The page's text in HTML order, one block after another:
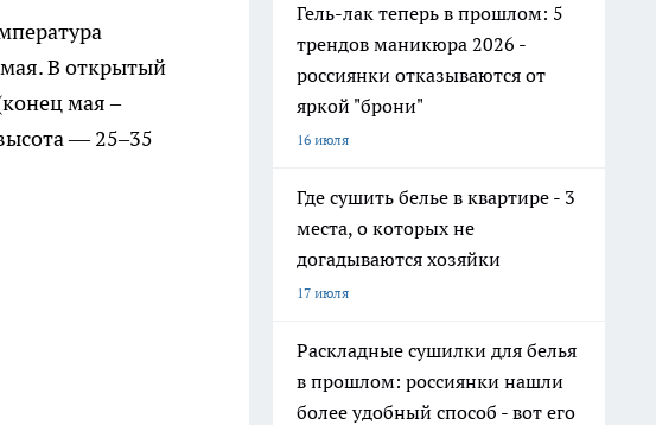
мая. В открытый
мая –
— 25–35
Гель-лак теперь в прошлом: 5
трендов маникюра 2026 -
россиянки отказываются от
яркой "брони"
16 июля
Где сушить белье в квартире - 3
места, о которых не
догадываются хозяйки
17 июля
Раскладные сушилки для белья
в прошлом: россиянки нашли
более удобный способ - вот его